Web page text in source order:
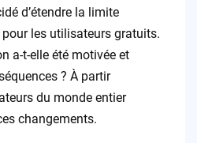
d’étendre la limite
les utilisateurs gratuits.
a-t-elle été motivée et
? À partir
du monde entier
changements.